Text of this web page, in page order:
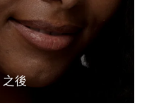
之後
預計送達日期
預計送達日期8/11/26
預計送達日期8/11/26